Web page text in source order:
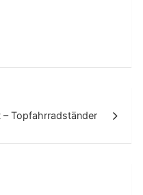
Topfahrradständer